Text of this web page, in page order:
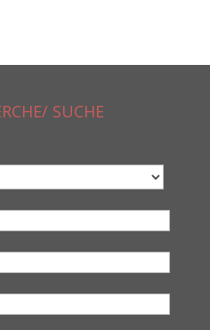
SUCHE